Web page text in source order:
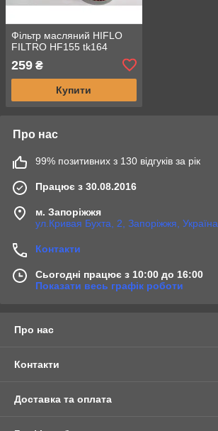
Фільтр масляний HIFLO
FILTRO HF155 tk164
259 ₴
Купити
Про нас
99% позитивних з 130 відгуків за рік
Працює з 30.08.2016
м. Запоріжжя
ул.Кривая Бухта, 2, Запоріжжя, Україна
Контакти
Сьогодні працює з 10:00 до 16:00
Показати весь графік роботи
Про нас
Контакти
Доставка та оплата